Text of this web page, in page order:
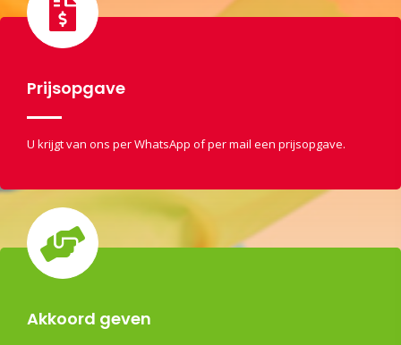
Prijsopgave
U krijgt van ons per WhatsApp of per mail een prijsopgave.
Akkoord geven